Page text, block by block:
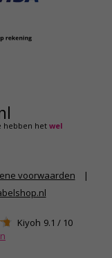
hebben hetwel
voorwaarden
|
Kiyoh 9.1 / 10